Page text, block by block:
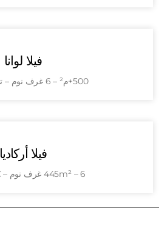
فيلا لوانا
500+م² – 6 غرف نوم – توكيل رسمي
فيلا أركاديا
445m² – 6 غرف نوم – €40,0000